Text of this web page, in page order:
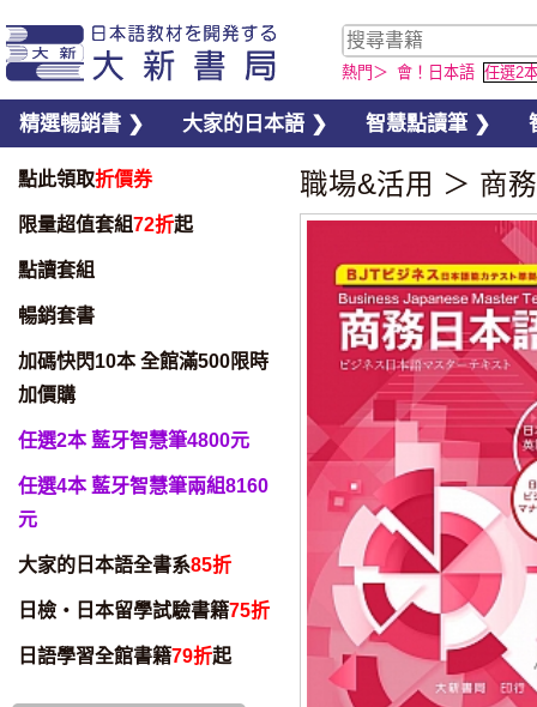
熱門＞ 會！日本語 任選2
精選暢銷書 ❯ 大家的日本語 ❯ 智慧點讀筆 ❯
點此領取折價券
限量超值套組72折起
點讀套組
暢銷套書
加碼快閃10本 全館滿500限時
加價購
任選2本 藍牙智慧筆4800元
任選4本 藍牙智慧筆兩組8160
元
大家的日本語全書系85折
日檢・日本留學試驗書籍75折
日語學習全館書籍79折起
職場&活用 ＞ 商